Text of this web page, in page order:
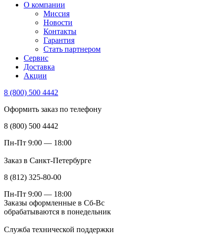
О компании
Миссия
Новости
Контакты
Гарантия
Стать партнером
Сервис
Доставка
Акции
8 (800) 500 4442
Оформить заказ по телефону
8 (800) 500 4442
Пн-Пт 9:00 — 18:00
Заказ в Санкт-Петербурге
8 (812) 325-80-00
Пн-Пт 9:00 — 18:00
Заказы оформленные в Сб-Вс
обрабатываются в понедельник
Служба технической поддержки